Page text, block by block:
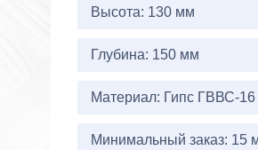
Высота: 130 мм
Глубина: 150 мм
Материал: Гипс ГВВС-16
Минимальный заказ: 15